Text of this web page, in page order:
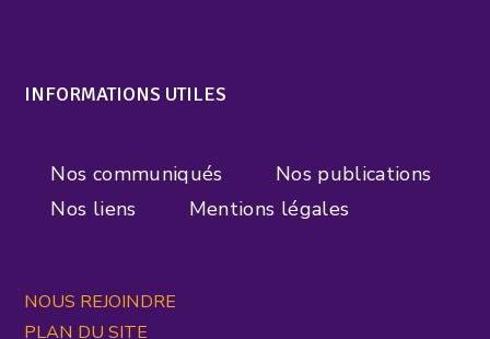
INFORMATIONS UTILES
Nos communiqués
Nos publications
Nos liens
Mentions légales
NOUS REJOINDRE
PLAN DU SITE